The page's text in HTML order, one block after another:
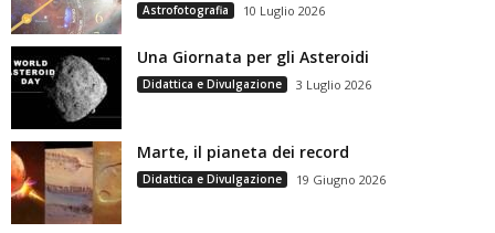
Astrofotografia 10 Luglio 2026
Una Giornata per gli Asteroidi
Didattica e Divulgazione 3 Luglio 2026
Marte, il pianeta dei record
Didattica e Divulgazione 19 Giugno 2026